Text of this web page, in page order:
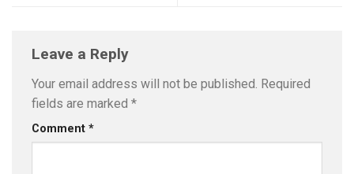
Leave a Reply
Your email address will not be published. Required
fields are marked *
Comment *